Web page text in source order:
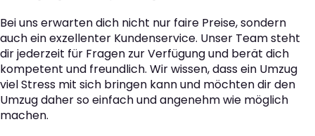
Bei uns erwarten dich nicht nur faire Preise, sondern
auch ein exzellenter Kundenservice. Unser Team steht
dir jederzeit für Fragen zur Verfügung und berät dich
kompetent und freundlich. Wir wissen, dass ein Umzug
viel Stress mit sich bringen kann und möchten dir den
Umzug daher so einfach und angenehm wie möglich
machen.